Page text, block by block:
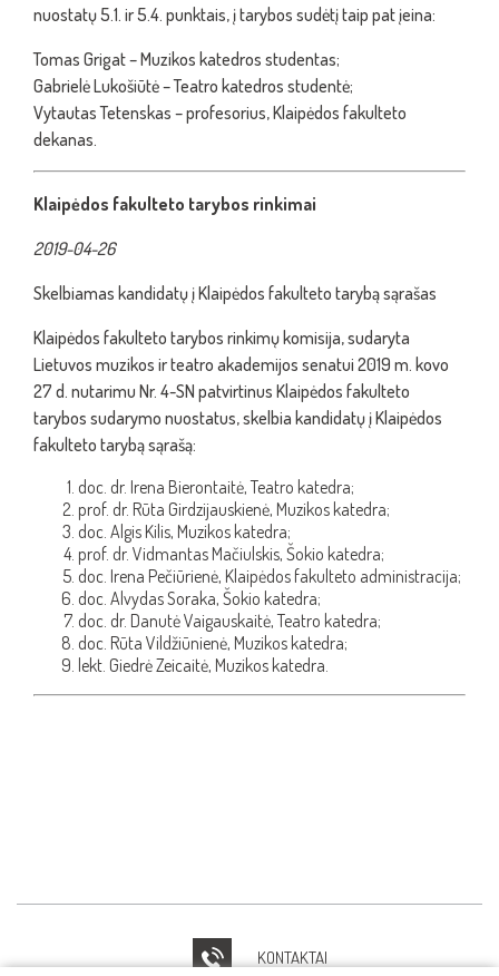
nuostatų 5.1. ir 5.4. punktais, į tarybos sudėtį taip pat įeina:
Tomas Grigat – Muzikos katedros studentas;
Gabrielė Lukošiūtė – Teatro katedros studentė;
Vytautas Tetenskas – profesorius, Klaipėdos fakulteto
dekanas.
Klaipėdos fakulteto tarybos rinkimai
2019-04-26
Skelbiamas kandidatų į Klaipėdos fakulteto tarybą sąrašas
Klaipėdos fakulteto tarybos rinkimų komisija, sudaryta
Lietuvos muzikos ir teatro akademijos senatui 2019 m. kovo
27 d. nutarimu Nr. 4-SN patvirtinus Klaipėdos fakulteto
tarybos sudarymo nuostatus, skelbia kandidatų į Klaipėdos
fakulteto tarybą sąrašą:
doc. dr. Irena Bierontaitė, Teatro katedra;
prof. dr. Rūta Girdzijauskienė, Muzikos katedra;
doc. Algis Kilis, Muzikos katedra;
prof. dr. Vidmantas Mačiulskis, Šokio katedra;
doc. Irena Pečiūrienė, Klaipėdos fakulteto administracija;
doc. Alvydas Soraka, Šokio katedra;
doc. dr. Danutė Vaigauskaitė, Teatro katedra;
doc. Rūta Vildžiūnienė, Muzikos katedra;
lekt. Giedrė Zeicaitė, Muzikos katedra.
KONTAKTAI